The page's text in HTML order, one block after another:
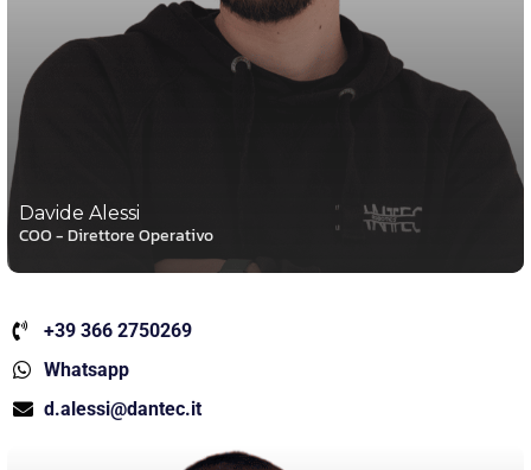
Davide Alessi
COO - Direttore Operativo
+39 366 2750269
Whatsapp
d.alessi@dantec.it